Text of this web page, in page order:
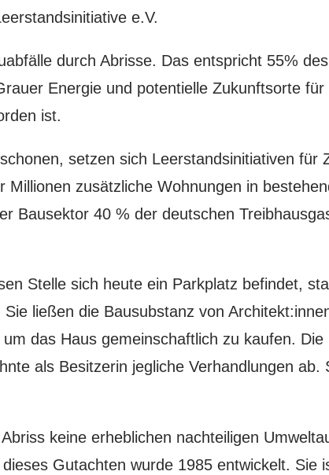
e.V.
durch Abrisse. Das entspricht 55%
Energie und potentielle Zukunftsorte für
ist.
setzen sich Leerstandsinitiativen für
zusätzliche Wohnungen in
Bausektor 40 % der deutschen
Stelle sich heute ein Parkplatz befindet,
ließen die Bausubstanz von
das Haus gemeinschaftlich zu kaufen.
als Besitzerin jegliche Verhandlungen ab.
keine erheblichen nachteiligen
Gutachten wurde 1985 entwickelt. Sie